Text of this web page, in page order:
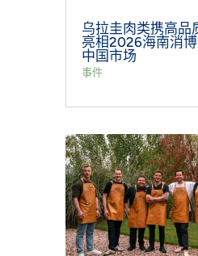
乌拉圭肉类携高品
亮相2026海南消
中国市场
事件